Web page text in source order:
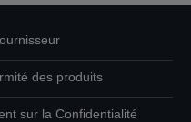
des produits
sur la Confidentialité